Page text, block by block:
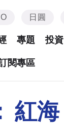
日圓
專題 投資
閱專區
紅海